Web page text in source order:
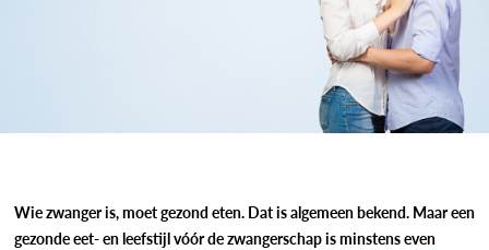
Wie zwanger is, moet gezond eten. Dat is algemeen bekend. Maar een
gezonde eet- en leefstijl vóór de zwangerschap is minstens even